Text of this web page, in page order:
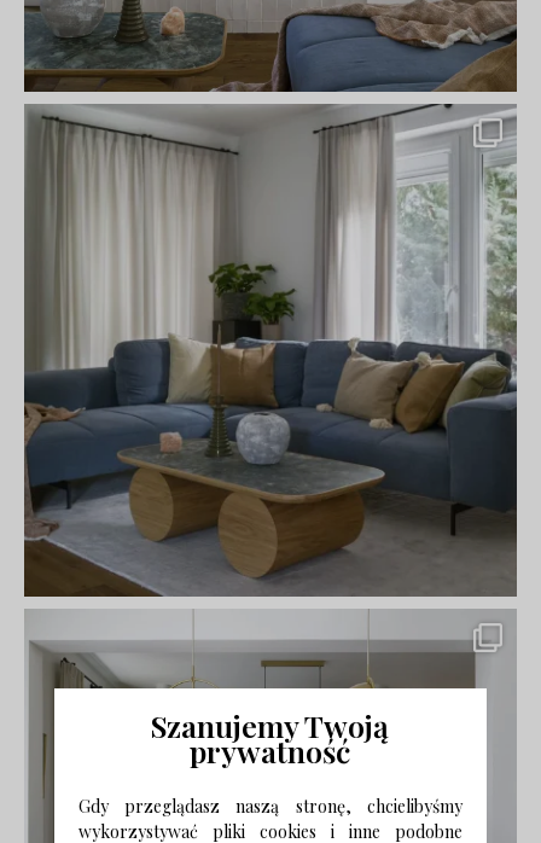
Szanujemy Twoją
prywatność
Gdy przeglądasz naszą stronę, chcielibyśmy
wykorzystywać pliki cookies i inne podobne